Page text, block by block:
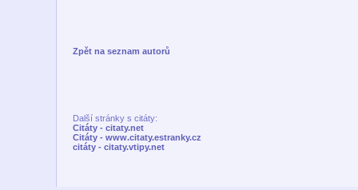
Zpět na seznam autorů
Další stránky s citáty:
Citáty - citaty.net
Citáty - www.citaty.estranky.cz
citáty - citaty.vtipy.net